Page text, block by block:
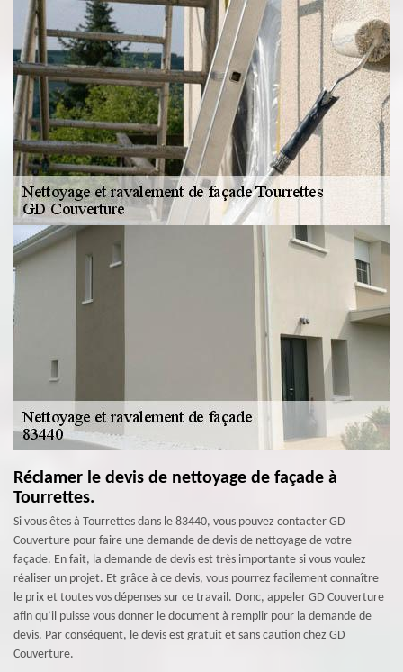
Réclamer le devis de nettoyage de façade à
Tourrettes.
Si vous êtes à Tourrettes dans le 83440, vous pouvez contacter GD
Couverture pour faire une demande de devis de nettoyage de votre
façade. En fait, la demande de devis est très importante si vous voulez
réaliser un projet. Et grâce à ce devis, vous pourrez facilement connaître
le prix et toutes vos dépenses sur ce travail. Donc, appeler GD Couverture
afin qu’il puisse vous donner le document à remplir pour la demande de
devis. Par conséquent, le devis est gratuit et sans caution chez GD
Couverture.